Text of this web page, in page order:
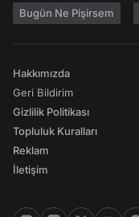
Bugün Ne Pişirsem
Hakkımızda
Geri Bildirim
Gizlilik Politikası
Topluluk Kuralları
Reklam
İletişim